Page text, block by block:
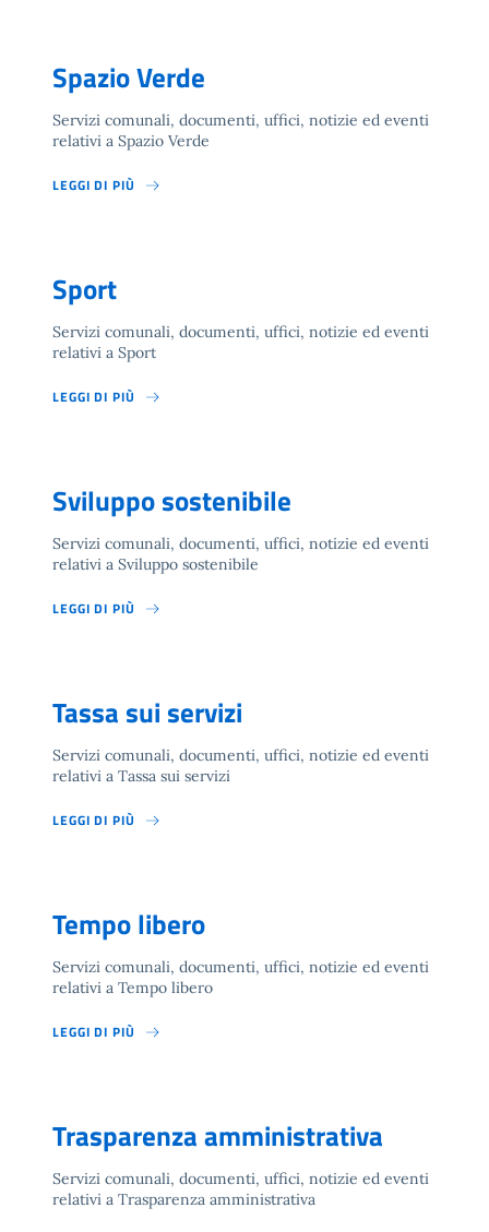
Spazio Verde
Servizi comunali, documenti, uffici, notizie ed eventi
relativi a Spazio Verde
LEGGI DI PIÙ
Sport
Servizi comunali, documenti, uffici, notizie ed eventi
relativi a Sport
LEGGI DI PIÙ
Sviluppo sostenibile
Servizi comunali, documenti, uffici, notizie ed eventi
relativi a Sviluppo sostenibile
LEGGI DI PIÙ
Tassa sui servizi
Servizi comunali, documenti, uffici, notizie ed eventi
relativi a Tassa sui servizi
LEGGI DI PIÙ
Tempo libero
Servizi comunali, documenti, uffici, notizie ed eventi
relativi a Tempo libero
LEGGI DI PIÙ
Trasparenza amministrativa
Servizi comunali, documenti, uffici, notizie ed eventi
relativi a Trasparenza amministrativa